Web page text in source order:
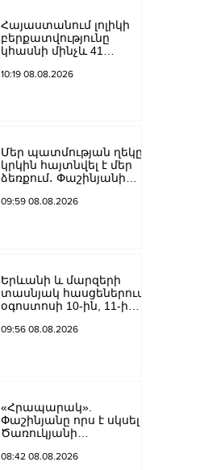
Հայաստանում լոլիկի
բերքատվությունը
կհասնի մինչև 41
հեկտարից
10:19 08.08.2026
Մեր պատմության ղեկը
կրկին հայտնվել է մեր
ձեռքում․ Փաշինյանի
առիթով
09:59 08.08.2026
Երևանի և մարզերի
տասնյակ հասցեներում
օգոստոսի 10-ին, 11-ին,
լինելու
09:56 08.08.2026
«Հրապարակ».
Փաշինյանը որս է սկսել
Ծառուկյանի
նկատմամբ
08:42 08.08.2026